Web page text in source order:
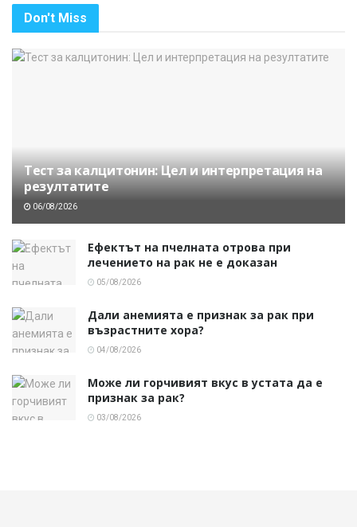
Don't Miss
Тест за калцитонин: Цел и интерпретация на
резултатите
06/08/2026
Ефектът на пчелната отрова при
лечението на рак не е доказан
05/08/2026
Дали анемията е признак за рак при
възрастните хора?
04/08/2026
Може ли горчивият вкус в устата да е
признак за рак?
03/08/2026